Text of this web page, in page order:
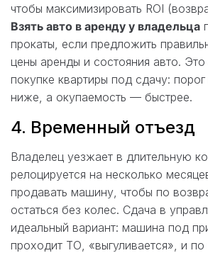
чтобы максимизировать ROI
Взять авто в аренду у владельца
прокаты, если предложить
цены аренды и состояния авто. Это
покупке квартиры под сдачу:
ниже, а окупаемость — быстрее.
4. Временный отъезд
Владелец уезжает в длительную
релоцируется на несколько
продавать машину, чтобы по
остаться без колес. Сдача в
идеальный вариант: машина под
проходит ТО, «выгуливается», и